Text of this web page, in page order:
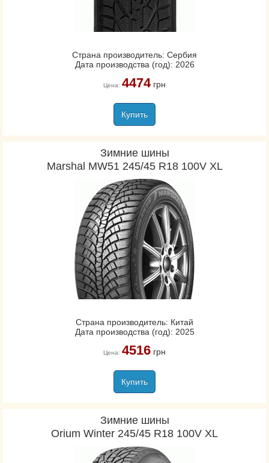
Страна производитель: Сербия
Дата производства (год): 2026
Цена: 4474грн
Купить
Зимние шины
Marshal MW51 245/45 R18 100V XL
Страна производитель: Китай
Дата производства (год): 2025
Цена: 4516грн
Купить
Зимние шины
Orium Winter 245/45 R18 100V XL